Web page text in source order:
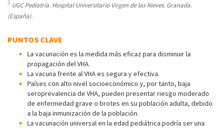
2 UGC Pediatría. Hospital Universitario Virgen de las Nieves. Granada.
(España).
PUNTOS CLAVE
La vacunación es la medida más eficaz para disminuir la
propagación del VHA.
La vacuna frente al VHA es segura y efectiva.
Países con alto nivel socioeconómico y, por tanto, baja
seroprevalencia de VHA, pueden presentar riesgo moderado
de enfermedad grave o brotes en su población adulta, debido
a la baja inmunización de la población.
La vacunación universal en la edad pediátrica podría ser una